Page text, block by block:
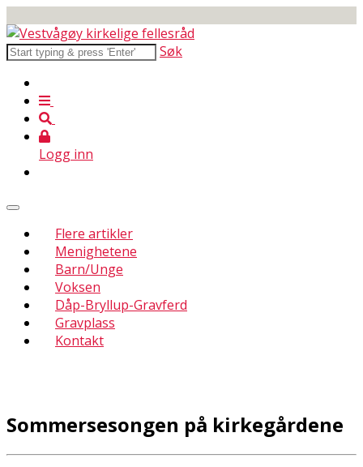
Søk
Logg inn
Flere artikler
Menighetene
Barn/Unge
Voksen
Dåp-Bryllup-Gravferd
Gravplass
Kontakt
Sommersesongen på kirkegårdene